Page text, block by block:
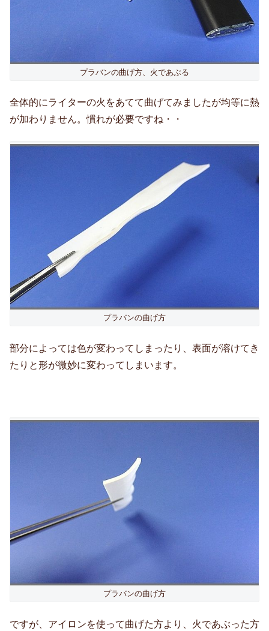
プラバンの曲げ方、火であぶる
全体的にライターの火をあてて曲げてみましたが均等に熱
が加わりません。慣れが必要ですね・・
プラバンの曲げ方
部分によっては色が変わってしまったり、表面が溶けてき
たりと形が微妙に変わってしまいます。
プラバンの曲げ方
ですが、アイロンを使って曲げた方より、火であぶった方